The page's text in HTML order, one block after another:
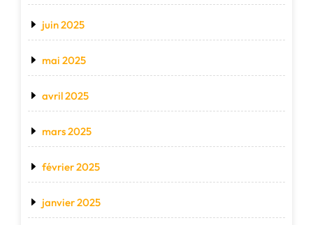
juin 2025
mai 2025
avril 2025
mars 2025
février 2025
janvier 2025